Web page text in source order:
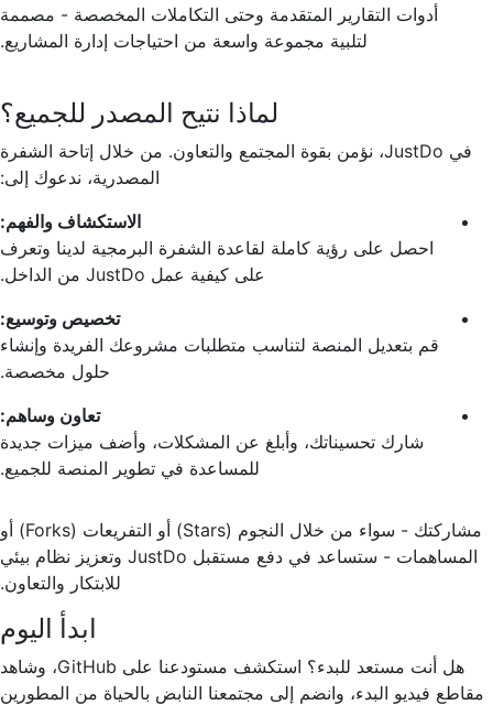
أدوات التقارير المتقدمة وحتى التكاملات المخصصة - مصممة
لتلبية مجموعة واسعة من احتياجات إدارة المشاريع.
لماذا نتيح المصدر للجميع؟
في JustDo، نؤمن بقوة المجتمع والتعاون. من خلال إتاحة الشفرة
المصدرية، ندعوك إلى:
الاستكشاف والفهم:
احصل على رؤية كاملة لقاعدة الشفرة البرمجية لدينا وتعرف
على كيفية عمل JustDo من الداخل.
تخصيص وتوسيع:
قم بتعديل المنصة لتناسب متطلبات مشروعك الفريدة وإنشاء
حلول مخصصة.
تعاون وساهم:
شارك تحسيناتك، وأبلغ عن المشكلات، وأضف ميزات جديدة
للمساعدة في تطوير المنصة للجميع.
مشاركتك - سواء من خلال النجوم (Stars) أو التفريعات (Forks) أو
المساهمات - ستساعد في دفع مستقبل JustDo وتعزيز نظام بيئي
للابتكار والتعاون.
ابدأ اليوم
هل أنت مستعد للبدء؟ استكشف مستودعنا على GitHub، وشاهد
مقاطع فيديو البدء، وانضم إلى مجتمعنا النابض بالحياة من المطورين